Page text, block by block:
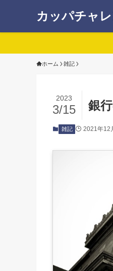
カッパチャ
ホーム 雑記
銀
2023
3/15
雑記 2021年12